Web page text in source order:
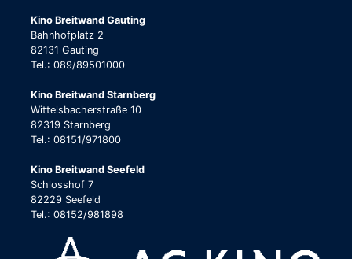
Kino Breitwand Gauting
Bahnhofplatz 2
82131 Gauting
Tel.: 089/89501000
Kino Breitwand Starnberg
Wittelsbacherstraße 10
82319 Starnberg
Tel.: 08151/971800
Kino Breitwand Seefeld
Schlosshof 7
82229 Seefeld
Tel.: 08152/981898